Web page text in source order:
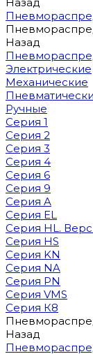
Назад
Электрические
Механические
Ручные
Серия 1
Серия 2
Серия 3
Серия 4
Серия 6
Серия 9
Серия A
Серия EL
Серия HL.
Серия HS
Серия KN
Серия NA
Серия PN
Серия VMS
Серия К8
Назад